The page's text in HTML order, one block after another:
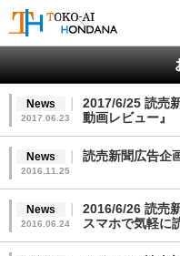
2017/6/25 読売
動画レビュー』
News
2017.06.23
読売新聞広告企
News
2016.11.25
2016/6/26 読売
スマホで気軽に
News
2016.06.24